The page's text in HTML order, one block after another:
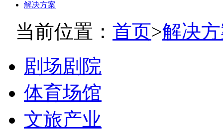
解决方案
当前位置： 首页>解决
剧场剧院
体育场馆
文旅产业